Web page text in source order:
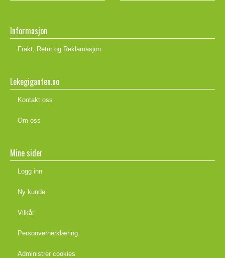
Informasjon
Frakt, Retur og Reklamasjon
Lekegiganten.no
Kontakt oss
Om oss
Mine sider
Logg inn
Ny kunde
Vilkår
Personvernerklæring
Administrer cookies